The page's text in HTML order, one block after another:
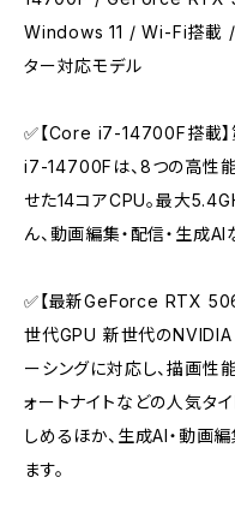
Windows 11 / Wi-Fi搭載 /
ター対応モデル
✅【Core i7-14700F搭載
i7-14700Fは、8つの高性
せた14コアCPU。最大
ん、動画編集・配信・生成
✅【最新GeForce RTX
世代GPU 新世代の
ーシングに対応し、描画
ォートナイトなどの人気タ
しめるほか、生成AI・動画
ます。